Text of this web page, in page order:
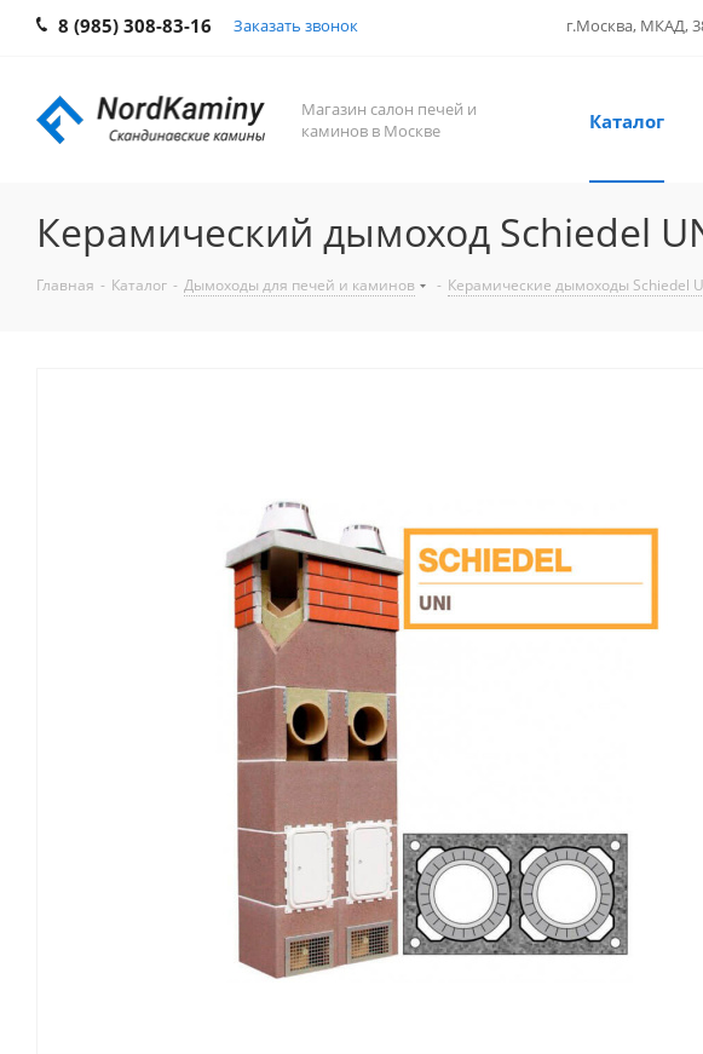
8 (985) 308-83-16 Заказать звонок г.Москва, МКАД,
Магазин салон печей и
каминов в Москве
Каталог
Керамический дымоход Schiedel
Главная - Каталог - Дымоходы для печей и каминов - Керамические дымоходы Schiedel